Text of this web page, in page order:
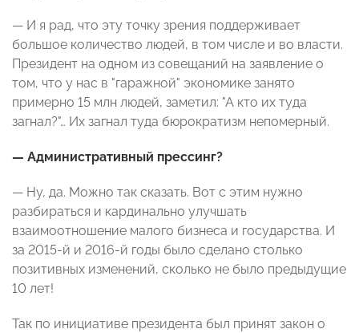
— И я рад, что эту точку зрения поддерживает
большое количество людей, в том числе и во власти.
Президент на одном из совещаний на заявление о
том, что у нас в "гаражной" экономике занято
примерно 15 млн людей, заметил: "А кто их туда
загнал?"… Их загнал туда бюрократизм непомерный.
— Административный прессинг?
— Ну, да. Можно так сказать. Вот с этим нужно
разбираться и кардинально улучшать
взаимоотношение малого бизнеса и государства. И
за 2015-й и 2016-й годы было сделано столько
позитивных изменений, сколько не было предыдущие
10 лет!
Так по инициативе президента был принят закон о